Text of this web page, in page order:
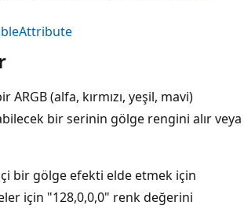
ARGB (alfa, kırmızı, yeşil, mavi)
bir serinin gölge rengini alır veya
bir gölge efekti elde etmek için
için "128,0,0,0" renk değerini